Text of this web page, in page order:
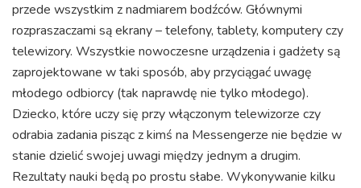
przede wszystkim z nadmiarem bodźców. Głównymi
rozpraszaczami są ekrany – telefony, tablety, komputery czy
telewizory. Wszystkie nowoczesne urządzenia i gadżety są
zaprojektowane w taki sposób, aby przyciągać uwagę
młodego odbiorcy (tak naprawdę nie tylko młodego).
Dziecko, które uczy się przy włączonym telewizorze czy
odrabia zadania pisząc z kimś na Messengerze nie będzie w
stanie dzielić swojej uwagi między jednym a drugim.
Rezultaty nauki będą po prostu słabe. Wykonywanie kilku